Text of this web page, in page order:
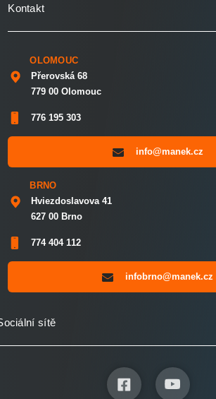
Kontakt
OLOMOUC
Přerovská 68
779 00 Olomouc
776 195 303
info@manek.cz
BRNO
Hviezdoslavova 41
627 00 Brno
774 404 112
infobrno@manek.cz
sítě